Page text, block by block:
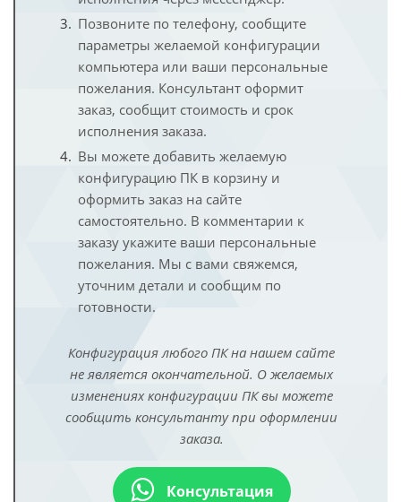
Позвоните по телефону, сообщите
параметры желаемой конфигурации
компьютера или ваши персональные
пожелания. Консультант оформит
заказ, сообщит стоимость и срок
исполнения заказа.
Вы можете добавить желаемую
конфигурацию ПК в корзину и
оформить заказ на сайте
самостоятельно. В комментарии к
заказу укажите ваши персональные
пожелания. Мы с вами свяжемся,
уточним детали и сообщим по
готовности.
Конфигурация любого ПК на нашем сайте
не является окончательной. О желаемых
изменениях конфигурации ПК вы можете
сообщить консультанту при оформлении
заказа.
Консультация